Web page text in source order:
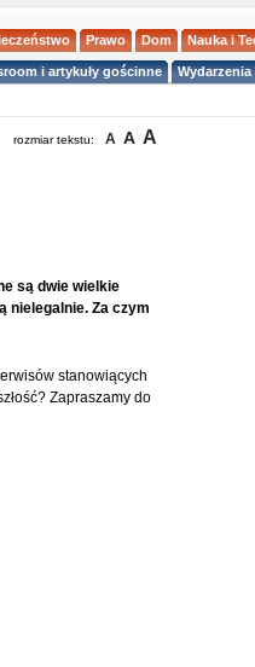
Prawo Dom Nauka i
i artykuły gościnne
rozmiar tekstu: A A A
są dwie wielkie
nielegalnie. Za czym
stanowiących
Zapraszamy do